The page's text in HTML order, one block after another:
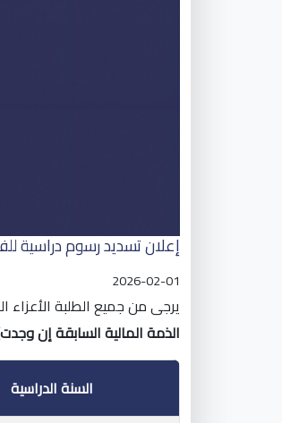
إعلان تسديد رسوم دراسية للفصل
2026-02-01
يرجى من جميع الطلبة الأعزاء
الذمة المالية السابقة إن
السنة الدراسية